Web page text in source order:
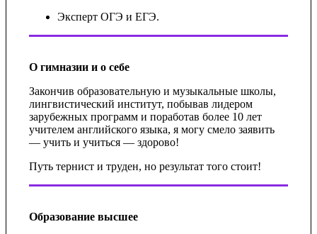
Эксперт ОГЭ и ЕГЭ.
О гимназии и о себе
Закончив образовательную и музыкальные школы,
лингвистический институт, побывав лидером
зарубежных программ и поработав более 10 лет
учителем английского языка, я могу смело заявить
— учить и учиться — здорово!
Путь тернист и труден, но результат того стоит!
Образование высшее